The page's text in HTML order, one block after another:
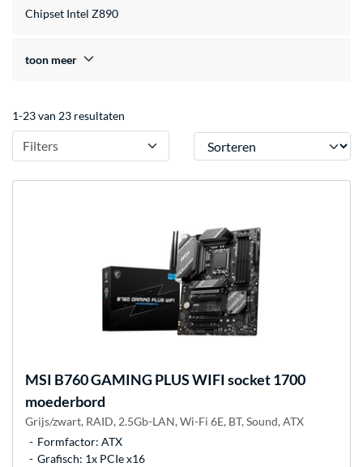
Chipset Intel Z890
toon meer
1-23 van 23 resultaten
Filters Sorteren
MSI B760 GAMING PLUS WIFI socket 1700
moederbord
Grijs/zwart, RAID, 2.5Gb-LAN, Wi-Fi 6E, BT, Sound, ATX
Formfactor: ATX
Grafisch: 1x PCIe x16